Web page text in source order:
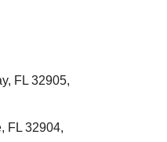
FL 32905,
FL 32904,